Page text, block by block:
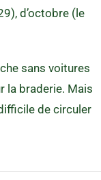
d’octobre (le
sans voitures
la braderie. Mais
de circuler